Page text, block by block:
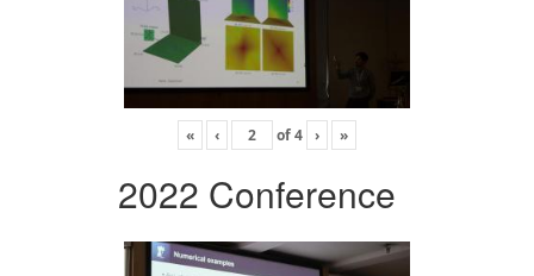
« ‹ of4 › »
2022 Conference